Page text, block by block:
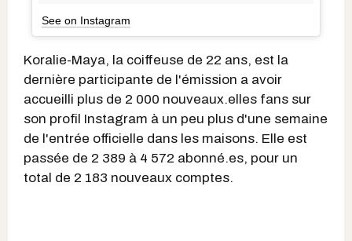
See on Instagram
Koralie-Maya, la coiffeuse de 22 ans, est la
dernière participante de l'émission a avoir
accueilli plus de 2 000 nouveaux.elles fans sur
son profil Instagram à un peu plus d'une semaine
de l'entrée officielle dans les maisons. Elle est
passée de 2 389 à 4 572 abonné.es, pour un
total de 2 183 nouveaux comptes.